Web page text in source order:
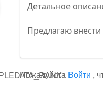
Детальное
Предлагаю внести
Пожалуйста Войти ,